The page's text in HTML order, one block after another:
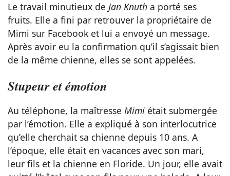
Le travail minutieux de Jan Knuth a porté ses
fruits. Elle a fini par retrouver la propriétaire de
Mimi sur Facebook et lui a envoyé un message.
Après avoir eu la confirmation qu’il s’agissait bien
de la même chienne, elles se sont appelées.
Stupeur et émotion
Au téléphone, la maîtresse Mimi était submergée
par l’émotion. Elle a expliqué à son interlocutrice
qu’elle cherchait sa chienne depuis 10 ans. A
l’époque, elle était en vacances avec son mari,
leur fils et la chienne en Floride. Un jour, elle avait